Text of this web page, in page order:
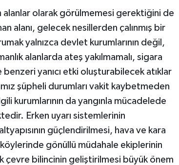
alanlar olarak görülmemesi gerektiğini de
alanı, gelecek nesillerden çalınmış bir
yalnızca devlet kurumlarının değil,
alanlarda ateş yakılmamalı, sigara
yanıcı etki oluşturabilecek atıklar
şüpheli durumları vakit kaybetmeden
kurumlarının da yangınla mücadelede
Erken uyarı sistemlerinin
güçlendirilmesi, hava ve kara
köylerinde gönüllü müdahale ekiplerinin
çevre bilincinin geliştirilmesi büyük önem